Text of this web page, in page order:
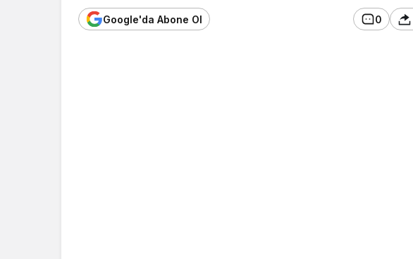
Google'da Abone Ol 0